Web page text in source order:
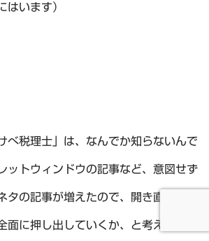
はいます）
べ税理士」は、なんでか知らないんで
ットウィンドウの記事など、意図せず
タの記事が増えたので、開き直ってむ
面に押し出していくか、と考えた次第